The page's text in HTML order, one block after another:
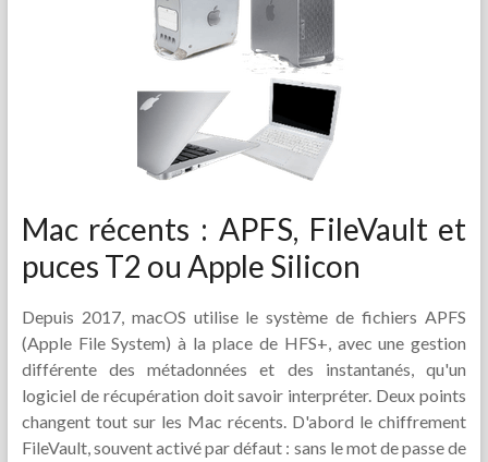
Mac récents : APFS, FileVault et
puces T2 ou Apple Silicon
Depuis 2017, macOS utilise le système de fichiers APFS
(Apple File System) à la place de HFS+, avec une gestion
différente des métadonnées et des instantanés, qu'un
logiciel de récupération doit savoir interpréter. Deux points
changent tout sur les Mac récents. D'abord le chiffrement
FileVault, souvent activé par défaut : sans le mot de passe de